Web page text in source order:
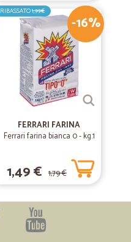
-16%
RIBASSATO1,99€
FERRARI FARINA
Ferrari farina bianca 0 - kg.1
1,49 € 1,79 €